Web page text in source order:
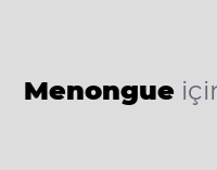
Menongue